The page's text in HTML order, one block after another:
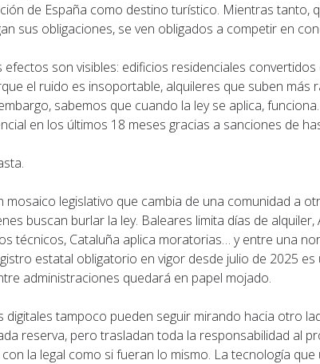
de España como destino turístico. Mientras tanto,
sus obligaciones, se ven obligados a competir en
efectos son visibles: edificios residenciales
el ruido es insoportable, alquileres que suben más
sabemos que cuando la ley se aplica,
en los últimos 18 meses gracias a sanciones de
mosaico legislativo que cambia de una comunidad a
buscan burlar la ley. Baleares limita días de
técnicos, Cataluña aplica moratorias… y entre una
estatal obligatorio en vigor desde julio de 2025
administraciones quedará en papel mojado.
digitales tampoco pueden seguir mirando hacia otro
reserva, pero trasladan toda la responsabilidad al
con la legal como si fueran lo mismo. La tecnología